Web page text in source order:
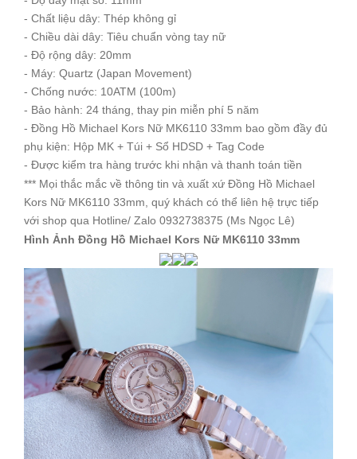
- Chất liệu dây: Thép không gỉ
- Chiều dài dây: Tiêu chuẩn vòng tay nữ
- Độ rộng dây: 20mm
- Máy: Quartz (Japan Movement)
- Chống nước: 10ATM (100m)
- Bảo hành: 24 tháng, thay pin miễn phí 5 năm
- Đồng Hồ Michael Kors Nữ MK6110 33mm bao gồm đầy đủ
phụ kiện: Hộp MK + Túi + Sổ HDSD + Tag Code
- Được kiểm tra hàng trước khi nhận và thanh toán tiền
*** Mọi thắc mắc về thông tin và xuất xứ Đồng Hồ Michael
Kors Nữ MK6110 33mm, quý khách có thể liên hệ trực tiếp
với shop qua Hotline/ Zalo 0932738375 (Ms Ngọc Lê)
Hình Ảnh Đồng Hồ Michael Kors Nữ MK6110 33mm